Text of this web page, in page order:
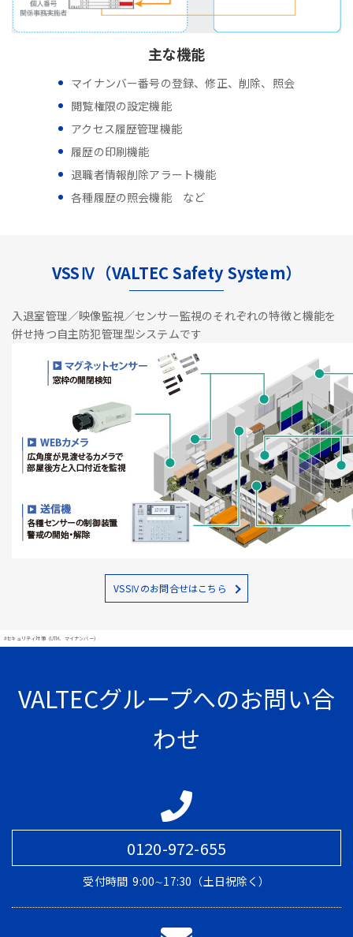
主な機能
マイナンバー番号の登録、修正、削除、照会
閲覧権限の設定機能
アクセス履歴管理機能
履歴の印刷機能
退職者情報削除アラート機能
各種履歴の照会機能 など
VSSⅣ（VALTEC Safety System）
入退室管理／映像監視／センサー監視のそれぞれの特徴と機能を
併せ持つ自主防犯管理型システムです
VSSⅣのお問合せはこちら
#セキュリティ対策（UTM、マイナンバー）
VALTECグループへのお問い合
わせ
0120-972-655
受付時間 9:00∼17:30（土日祝除く）